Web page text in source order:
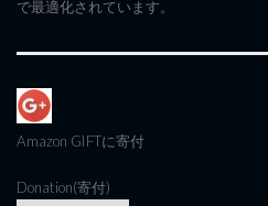
で最適化されています。
Amazon GIFTに寄付
Donation(寄付)